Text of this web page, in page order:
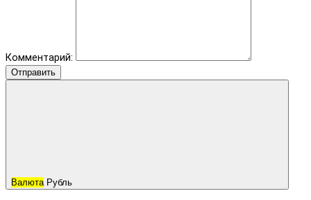
Комментарий:
Отправить
Валюта Рубль